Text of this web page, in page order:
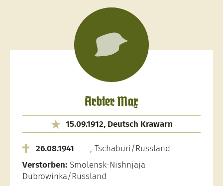
Arbter Max
15.09.1912, Deutsch Krawarn
26.08.1941
, Tschaburi/Russland
Verstorben: Smolensk-Nishnjaja
Dubrowinka/Russland